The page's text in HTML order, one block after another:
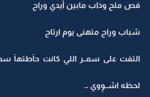
فص ملح وذاب مابين أيدي وراح
شباب وراح متهنى يوم ارتاح
التفت على سمــر اللي كانت حآطتهآ
لحظه اشــوٍوي ..